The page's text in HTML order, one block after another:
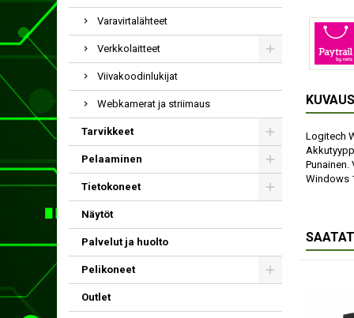
Varavirtalähteet
Verkkolaitteet
Viivakoodinlukijat
Webkamerat ja striimaus
Tarvikkeet
Pelaaminen
Tietokoneet
Näytöt
Palvelut ja huolto
Pelikoneet
Outlet
KUVAUS
Logitech
Windows